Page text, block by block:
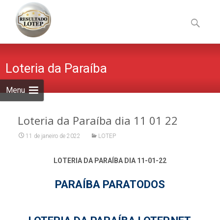
Menu
to
content
por:
Loteria da Paraíba
Loteria da Paraíba dia 11 01 22
11 de janeiro de 2022 LOTEP
LOTERIA DA PARAÍBA DIA 11-01-22
PARAÍBA PARATODOS